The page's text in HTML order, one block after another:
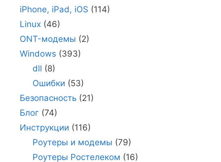
iPhone, iPad, iOS (114)
Linux (46)
ONT-модемы (2)
Windows (393)
dll (8)
Ошибки (53)
Безопасность (21)
Блог (74)
Инструкции (116)
Роутеры и модемы (79)
Роутеры Ростелеком (16)